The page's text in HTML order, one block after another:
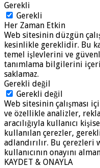
Gerekli
Gerekli
Her Zaman Etkin
Web sitesinin düzgün
kesinlikle gereklidir. Bu
temel işlevlerini ve
tanımlama bilgilerini
saklamaz.
Gerekli değil
Gerekli değil
Web sitesinin çalışması
ve özellikle analizler,
aracılığıyla kullanıcı
kullanılan çerezler,
adlandırılır. Bu çerezleri
kullanıcının onayını
KAYDET & ONAYLA